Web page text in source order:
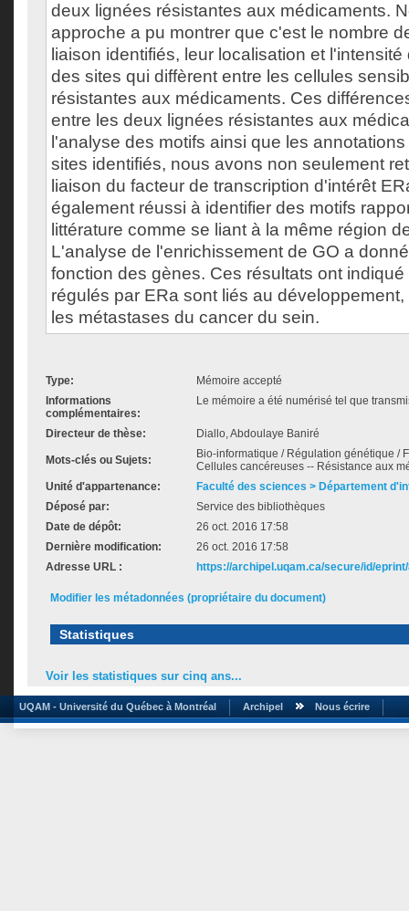
deux lignées résistantes aux médicaments.
approche a pu montrer que c'est le nombre
liaison identifiés, leur localisation et
des sites qui diffèrent entre les cellules
résistantes aux médicaments. Ces
entre les deux lignées résistantes aux
l'analyse des motifs ainsi que les
sites identifiés, nous avons non seulement
liaison du facteur de transcription d'intérêt
également réussi à identifier des motifs
littérature comme se liant à la même région
L'analyse de l'enrichissement de GO a
fonction des gènes. Ces résultats ont
régulés par ERa sont liés au
les métastases du cancer du sein.
Type:
Mémoire accepté
Informations
complémentaires:
Le mémoire a été numérisé tel que
Directeur de thèse: Diallo, Abdoulaye Baniré
Mots-clés ou Sujets:
Bio-informatique / Régulation génétique /
Cellules cancéreuses -- Résistance aux
Unité d'appartenance:
Faculté des sciences > Département
Déposé par:
Service des bibliothèques
Date de dépôt:
26 oct. 2016 17:58
Dernière modification:
26 oct. 2016 17:58
Adresse URL :
https://archipel.uqam.ca/secure/id/
Modifier les métadonnées (propriétaire du document)
Statistiques
Voir les statistiques sur cinq ans...
UQAM - Université du Québec à Montréal Archipel Nous écrire